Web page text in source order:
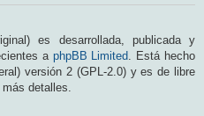
es desarrollada, publicada y
a phpBB Limited. Está hecho
versión 2 (GPL-2.0) y es de libre
más detalles.